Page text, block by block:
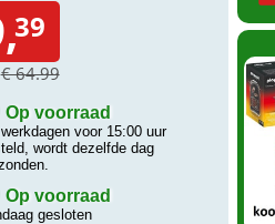
39
€ 64.99
Op voorraad
voor 15:00 uur
wordt dezelfde dag
Op voorraad
gesloten